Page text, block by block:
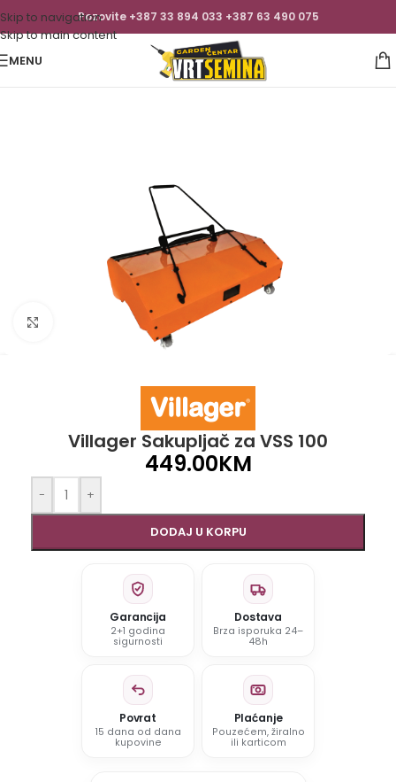
Skip to navigation
Skip to main content
Pozovite +387 33 894 033 +387 63 490 075
MENU
Click to enlarge
Villager Sakupljač za VSS 100
449.00KM
- +
DODAJ U KORPU
Garancija
2+1 godina
sigurnosti
Dostava
Brza isporuka 24–
48h
Povrat
15 dana od dana
kupovine
Plaćanje
Pouzećem, žiralno
ili karticom